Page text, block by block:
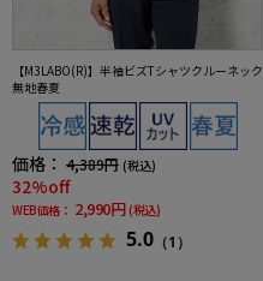
【M3LABO(R)】半袖ビズTシャツクルーネック
無地春夏
価格： 4,389円 (税込)
32%off
WEB価格： 2,990円 (税込)
5.0 （1）